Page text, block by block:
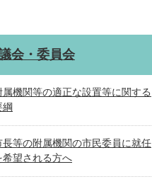
会・委員会
属機関等の適正な設置等に関する
綱
長等の附属機関の市民委員に就任
希望される方へ